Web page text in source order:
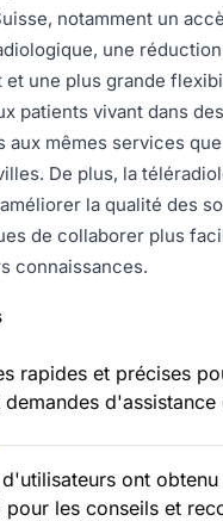
notamment un
une
et une plus grande
patients vivant dans
aux mêmes services
De plus, la
la qualité des
de collaborer plus
connaissances.
rapides et précises
demandes
ont
les conseils et